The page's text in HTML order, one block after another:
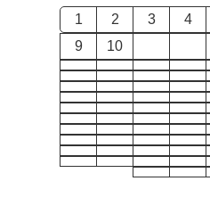
1 2 3 4
9
10